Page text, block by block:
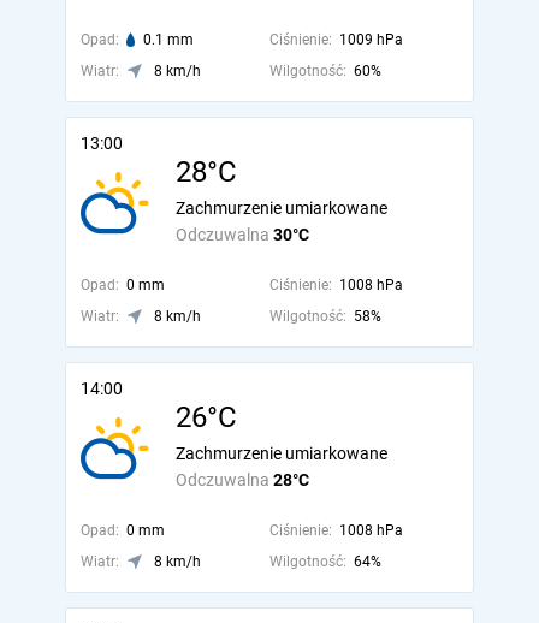
Opad: 0.1 mm Ciśnienie: 1009 hPa
Wiatr:
8 km/h Wilgotność: 60%
13:00
28°C
Odczuwalna 30°C
Zachmurzenie umiarkowane
Opad: 0 mm Ciśnienie: 1008 hPa
Wiatr:
8 km/h Wilgotność: 58%
14:00
26°C
Odczuwalna 28°C
Zachmurzenie umiarkowane
Opad: 0 mm Ciśnienie: 1008 hPa
Wiatr:
8 km/h Wilgotność: 64%